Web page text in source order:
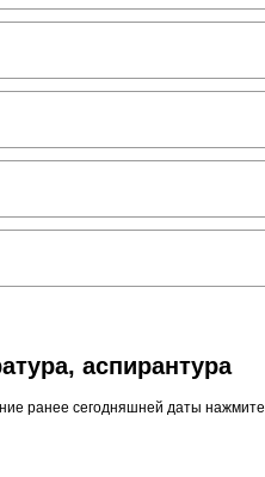
аспирантура
ранее сегодняшней даты нажмите